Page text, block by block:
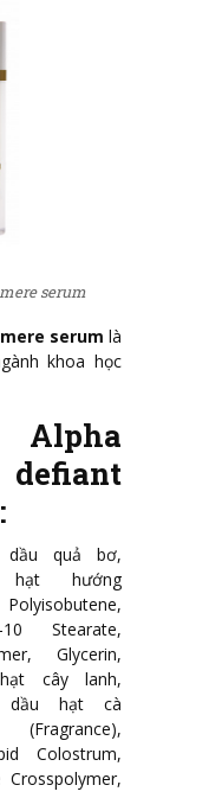
serum
serum là
khoa học
Alpha
quả bơ,
hạt hướng
10 Stearate,
Glycerin,
hạt cây lanh,
dầu hạt cà
Colostrum,
Crosspolymer,